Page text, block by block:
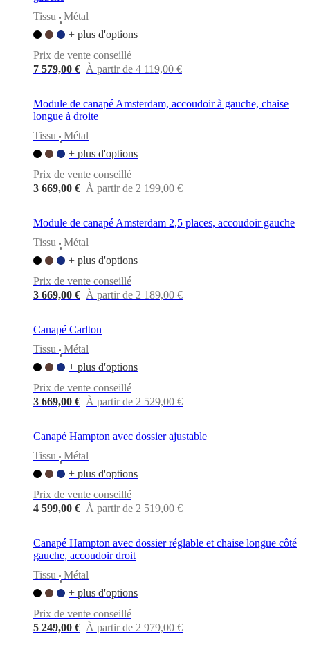
Tissu
•
Métal
+ plus d'options
Prix de vente conseillé
7 579,00 € À partir de 4 119,00 €
Module de canapé Amsterdam, accoudoir à gauche, chaise
longue à droite
Tissu
•
Métal
+ plus d'options
Prix de vente conseillé
3 669,00 € À partir de 2 199,00 €
Module de canapé Amsterdam 2,5 places, accoudoir gauche
Tissu
•
Métal
+ plus d'options
Prix de vente conseillé
3 669,00 € À partir de 2 189,00 €
Canapé Carlton
Tissu
•
Métal
+ plus d'options
Prix de vente conseillé
3 669,00 € À partir de 2 529,00 €
Canapé Hampton avec dossier ajustable
Tissu
•
Métal
+ plus d'options
Prix de vente conseillé
4 599,00 € À partir de 2 519,00 €
Canapé Hampton avec dossier réglable et chaise longue côté
gauche, accoudoir droit
Tissu
•
Métal
+ plus d'options
Prix de vente conseillé
5 249,00 € À partir de 2 979,00 €